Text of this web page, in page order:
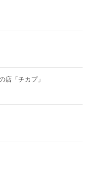
店「チカプ」